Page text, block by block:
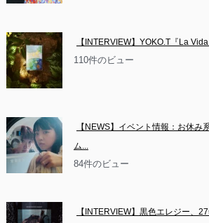
【INTERVIEW】YOKO.T『La Vida
110件のビュー
【NEWS】イベント情報：お休み
ム...
84件のビュー
【INTERVIEW】黒色エレジー、